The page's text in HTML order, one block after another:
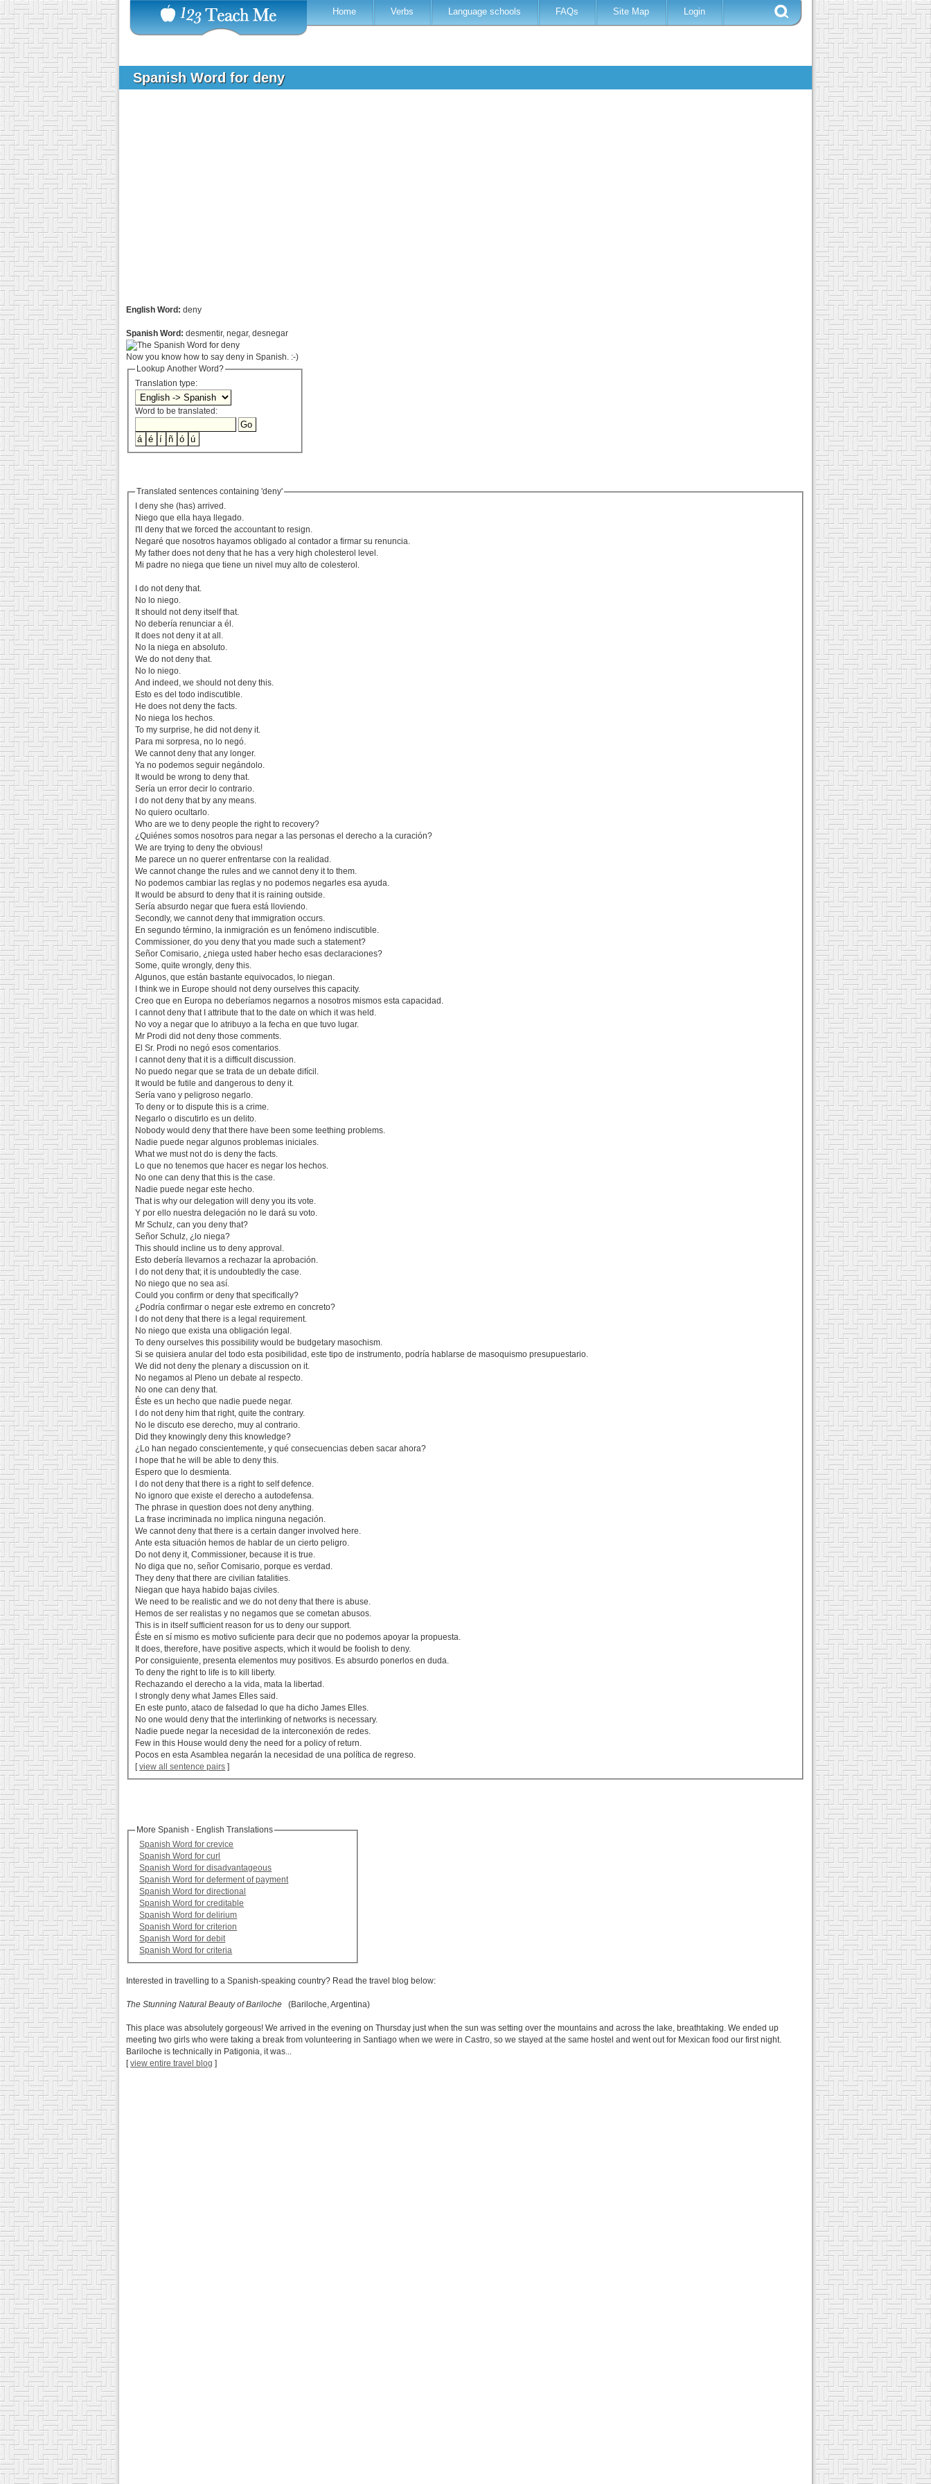
Home Verbs Language schools FAQs Site Map Login
Spanish Word for deny
English Word: deny
Spanish Word: desmentir, negar, desnegar
Now you know how to say deny in Spanish. :-)
Lookup Another Word?
Translation type:
Word to be translated:
Translated sentences containing 'deny'
I deny she (has) arrived.
Niego que ella haya llegado.
I'll deny that we forced the accountant to resign.
Negaré que nosotros hayamos obligado al contador a firmar su renuncia.
My father does not deny that he has a very high cholesterol level.
Mi padre no niega que tiene un nivel muy alto de colesterol.
I do not deny that.
No lo niego.
It should not deny itself that.
No debería renunciar a él.
It does not deny it at all.
No la niega en absoluto.
We do not deny that.
No lo niego.
And indeed, we should not deny this.
Esto es del todo indiscutible.
He does not deny the facts.
No niega los hechos.
To my surprise, he did not deny it.
Para mi sorpresa, no lo negó.
We cannot deny that any longer.
Ya no podemos seguir negándolo.
It would be wrong to deny that.
Sería un error decir lo contrario.
I do not deny that by any means.
No quiero ocultarlo.
Who are we to deny people the right to recovery?
¿Quiénes somos nosotros para negar a las personas el derecho a la curación?
We are trying to deny the obvious!
Me parece un no querer enfrentarse con la realidad.
We cannot change the rules and we cannot deny it to them.
No podemos cambiar las reglas y no podemos negarles esa ayuda.
It would be absurd to deny that it is raining outside.
Sería absurdo negar que fuera está lloviendo.
Secondly, we cannot deny that immigration occurs.
En segundo término, la inmigración es un fenómeno indiscutible.
Commissioner, do you deny that you made such a statement?
Señor Comisario, ¿niega usted haber hecho esas declaraciones?
Some, quite wrongly, deny this.
Algunos, que están bastante equivocados, lo niegan.
I think we in Europe should not deny ourselves this capacity.
Creo que en Europa no deberíamos negarnos a nosotros mismos esta capacidad.
I cannot deny that I attribute that to the date on which it was held.
No voy a negar que lo atribuyo a la fecha en que tuvo lugar.
Mr Prodi did not deny those comments.
El Sr. Prodi no negó esos comentarios.
I cannot deny that it is a difficult discussion.
No puedo negar que se trata de un debate difícil.
It would be futile and dangerous to deny it.
Sería vano y peligroso negarlo.
To deny or to dispute this is a crime.
Negarlo o discutirlo es un delito.
Nobody would deny that there have been some teething problems.
Nadie puede negar algunos problemas iniciales.
What we must not do is deny the facts.
Lo que no tenemos que hacer es negar los hechos.
No one can deny that this is the case.
Nadie puede negar este hecho.
That is why our delegation will deny you its vote.
Y por ello nuestra delegación no le dará su voto.
Mr Schulz, can you deny that?
Señor Schulz, ¿lo niega?
This should incline us to deny approval.
Esto debería llevarnos a rechazar la aprobación.
I do not deny that; it is undoubtedly the case.
No niego que no sea así.
Could you confirm or deny that specifically?
¿Podría confirmar o negar este extremo en concreto?
I do not deny that there is a legal requirement.
No niego que exista una obligación legal.
To deny ourselves this possibility would be budgetary masochism.
Si se quisiera anular del todo esta posibilidad, este tipo de instrumento, podría hablarse de masoquismo presupuestario.
We did not deny the plenary a discussion on it.
No negamos al Pleno un debate al respecto.
No one can deny that.
Éste es un hecho que nadie puede negar.
I do not deny him that right, quite the contrary.
No le discuto ese derecho, muy al contrario.
Did they knowingly deny this knowledge?
¿Lo han negado conscientemente, y qué consecuencias deben sacar ahora?
I hope that he will be able to deny this.
Espero que lo desmienta.
I do not deny that there is a right to self defence.
No ignoro que existe el derecho a autodefensa.
The phrase in question does not deny anything.
La frase incriminada no implica ninguna negación.
We cannot deny that there is a certain danger involved here.
Ante esta situación hemos de hablar de un cierto peligro.
Do not deny it, Commissioner, because it is true.
No diga que no, señor Comisario, porque es verdad.
They deny that there are civilian fatalities.
Niegan que haya habido bajas civiles.
We need to be realistic and we do not deny that there is abuse.
Hemos de ser realistas y no negamos que se cometan abusos.
This is in itself sufficient reason for us to deny our support.
Éste en sí mismo es motivo suficiente para decir que no podemos apoyar la propuesta.
It does, therefore, have positive aspects, which it would be foolish to deny.
Por consiguiente, presenta elementos muy positivos. Es absurdo ponerlos en duda.
To deny the right to life is to kill liberty.
Rechazando el derecho a la vida, mata la libertad.
I strongly deny what James Elles said.
En este punto, ataco de falsedad lo que ha dicho James Elles.
No one would deny that the interlinking of networks is necessary.
Nadie puede negar la necesidad de la interconexión de redes.
Few in this House would deny the need for a policy of return.
Pocos en esta Asamblea negarán la necesidad de una política de regreso.
[view all sentence pairs ]
More Spanish - English Translations
Spanish Word for crevice
Spanish Word for curl
Spanish Word for disadvantageous
Spanish Word for deferment of payment
Spanish Word for directional
Spanish Word for creditable
Spanish Word for delirium
Spanish Word for criterion
Spanish Word for debit
Spanish Word for criteria
Interested in travelling to a Spanish-speaking country? Read the travel blog below:
The Stunning Natural Beauty of Bariloche (Bariloche, Argentina)
This place was absolutely gorgeous! We arrived in the evening on Thursday just when the sun was setting over the mountains and across the lake, breathtaking. We ended up
meeting two girls who were taking a break from volunteering in Santiago when we were in Castro, so we stayed at the same hostel and went out for Mexican food our first night.
Bariloche is technically in Patigonia, it was...
[view entire travel blog ]